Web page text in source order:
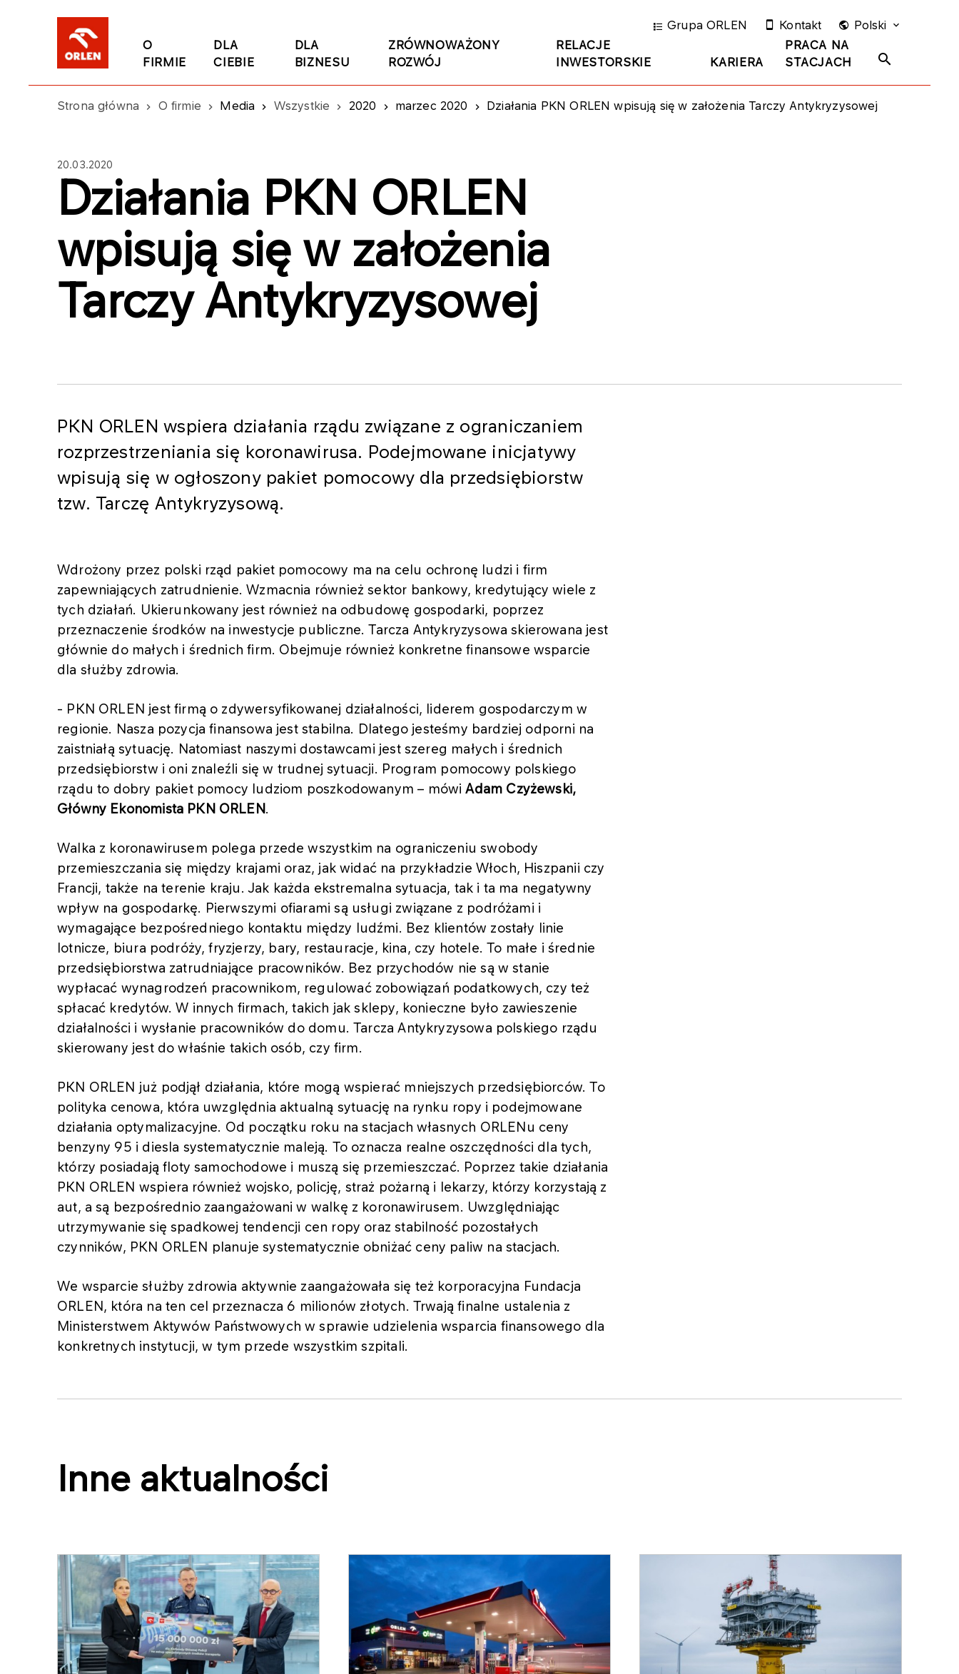
O
FIRMIE
DLA
CIEBIE
DLA
BIZNESU
ZRÓWNOWAŻONY
ROZWÓJ
RELACJE
INWESTORSKIE
KARIERA
PRACA NA
STACJACH
Grupa ORLEN Kontakt Polski
Strona główna O firmie Media Wszystkie 2020 marzec 2020 Działania PKN ORLEN wpisują się w założenia Tarczy Antykryzysowej
20.03.2020
Działania PKN ORLEN
wpisują się w założenia
Tarczy Antykryzysowej
PKN ORLEN wspiera działania rządu związane z ograniczaniem
rozprzestrzeniania się koronawirusa. Podejmowane inicjatywy
wpisują się w ogłoszony pakiet pomocowy dla przedsiębiorstw
tzw. Tarczę Antykryzysową.
Wdrożony przez polski rząd pakiet pomocowy ma na celu ochronę ludzi i firm
zapewniających zatrudnienie. Wzmacnia również sektor bankowy, kredytujący wiele z
tych działań. Ukierunkowany jest również na odbudowę gospodarki, poprzez
przeznaczenie środków na inwestycje publiczne. Tarcza Antykryzysowa skierowana jest
głównie do małych i średnich firm. Obejmuje również konkretne finansowe wsparcie
dla służby zdrowia.
- PKN ORLEN jest firmą o zdywersyfikowanej działalności, liderem gospodarczym w
regionie. Nasza pozycja finansowa jest stabilna. Dlatego jesteśmy bardziej odporni na
zaistniałą sytuację. Natomiast naszymi dostawcami jest szereg małych i średnich
przedsiębiorstw i oni znaleźli się w trudnej sytuacji. Program pomocowy polskiego
rządu to dobry pakiet pomocy ludziom poszkodowanym – mówiAdam Czyżewski,
Główny Ekonomista PKN ORLEN.
Walka z koronawirusem polega przede wszystkim na ograniczeniu swobody
przemieszczania się między krajami oraz, jak widać na przykładzie Włoch, Hiszpanii czy
Francji, także na terenie kraju. Jak każda ekstremalna sytuacja, tak i ta ma negatywny
wpływ na gospodarkę. Pierwszymi ofiarami są usługi związane z podróżami i
wymagające bezpośredniego kontaktu między ludźmi. Bez klientów zostały linie
lotnicze, biura podróży, fryzjerzy, bary, restauracje, kina, czy hotele. To małe i średnie
przedsiębiorstwa zatrudniające pracowników. Bez przychodów nie są w stanie
wypłacać wynagrodzeń pracownikom, regulować zobowiązań podatkowych, czy też
spłacać kredytów. W innych firmach, takich jak sklepy, konieczne było zawieszenie
działalności i wysłanie pracowników do domu. Tarcza Antykryzysowa polskiego rządu
skierowany jest do właśnie takich osób, czy firm.
PKN ORLEN już podjął działania, które mogą wspierać mniejszych przedsiębiorców. To
polityka cenowa, która uwzględnia aktualną sytuację na rynku ropy i podejmowane
działania optymalizacyjne. Od początku roku na stacjach własnych ORLENu ceny
benzyny 95 i diesla systematycznie maleją. To oznacza realne oszczędności dla tych,
którzy posiadają floty samochodowe i muszą się przemieszczać. Poprzez takie działania
PKN ORLEN wspiera również wojsko, policję, straż pożarną i lekarzy, którzy korzystają z
aut, a są bezpośrednio zaangażowani w walkę z koronawirusem. Uwzględniając
utrzymywanie się spadkowej tendencji cen ropy oraz stabilność pozostałych
czynników, PKN ORLEN planuje systematycznie obniżać ceny paliw na stacjach.
We wsparcie służby zdrowia aktywnie zaangażowała się też korporacyjna Fundacja
ORLEN, która na ten cel przeznacza 6 milionów złotych. Trwają finalne ustalenia z
Ministerstwem Aktywów Państwowych w sprawie udzielenia wsparcia finansowego dla
konkretnych instytucji, w tym przede wszystkim szpitali.
Inne aktualności